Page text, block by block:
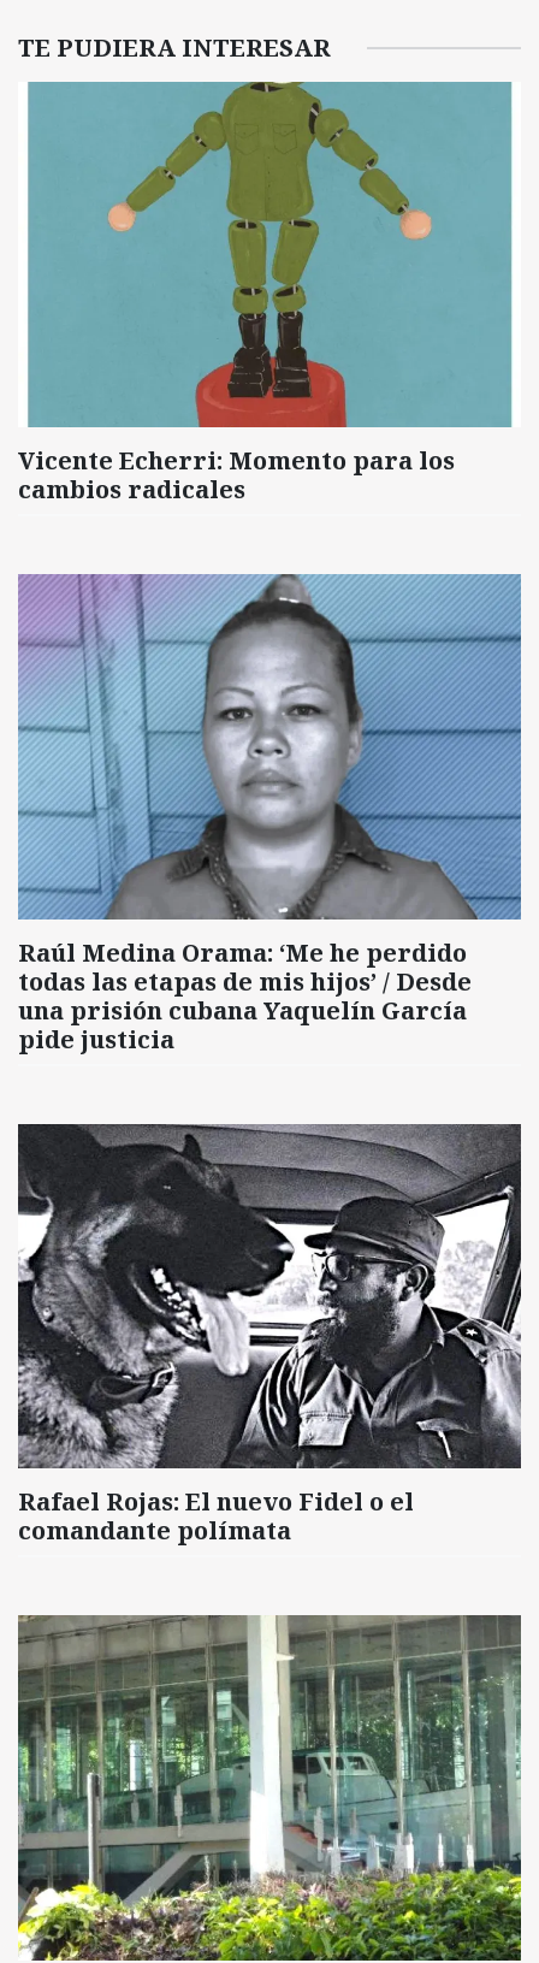
TE PUDIERA INTERESAR
Vicente Echerri: Momento para los
cambios radicales
Raúl Medina Orama: ‘Me he perdido
todas las etapas de mis hijos’ / Desde
una prisión cubana Yaquelín García
pide justicia
Rafael Rojas: El nuevo Fidel o el
comandante polímata